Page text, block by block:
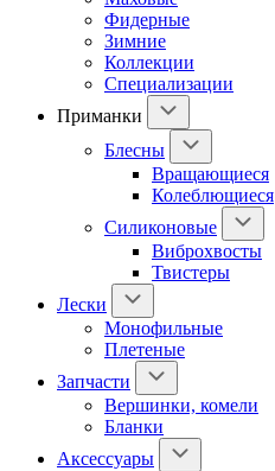
Фидерные
Зимние
Коллекции
Специализации
Приманки
Блесны
Вращающиеся
Колеблющиеся
Силиконовые
Виброхвосты
Твистеры
Лески
Монофильные
Плетеные
Запчасти
Вершинки, комели
Бланки
Аксессуары